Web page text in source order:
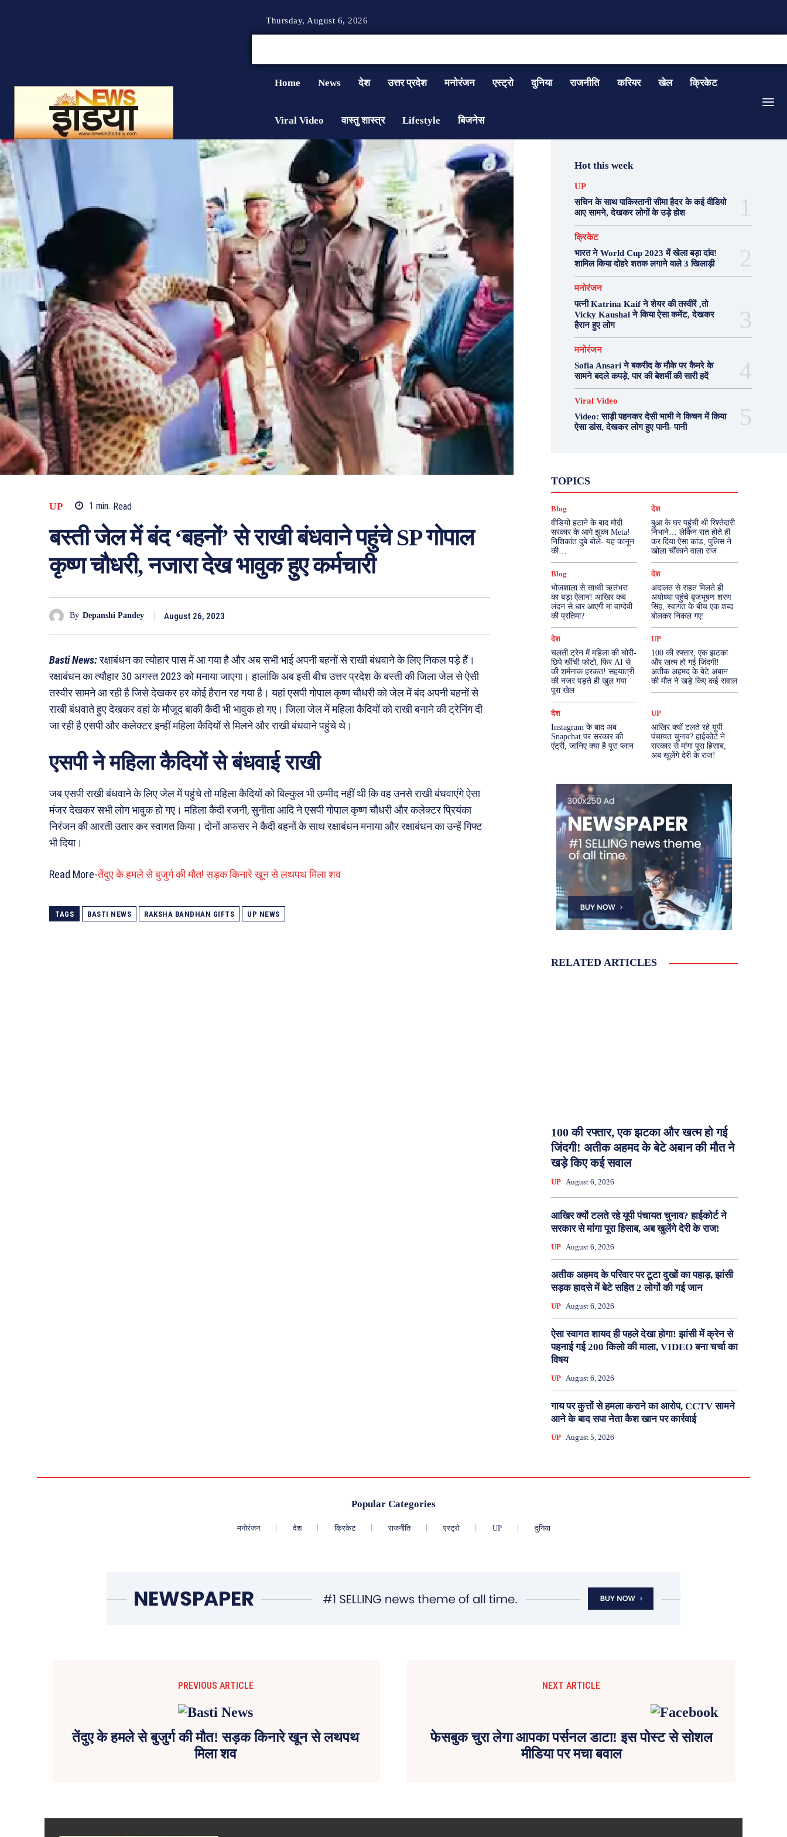
Thursday, August 6, 2026
Home News देश उत्तर प्रदेश मनोरंजन एस्ट्रो दुनिया राजनीति करियर खेल क्रिकेट
Viral Video वास्तु शास्त्र Lifestyle बिजनेस
UP 1 min. Read
बस्ती जेल में बंद ‘बहनों’ से राखी बंधवाने पहुंचे SP गोपाल
कृष्ण चौधरी, नजारा देख भावुक हुए कर्मचारी
By Depanshi Pandey August 26, 2023
Basti News:रक्षाबंधन का त्योहार पास में आ गया है और अब सभी भाई अपनी बहनों से राखी बंधवाने के लिए निकल पड़े हैं।
रक्षाबंधन का त्यौहार 30 अगस्त 2023 को मनाया जाएगा। हालांकि अब इसी बीच उत्तर प्रदेश के बस्ती की जिला जेल से ऐसी
तस्वीर सामने आ रही है जिसे देखकर हर कोई हैरान रह गया है। यहां एसपी गोपाल कृष्ण चौधरी को जेल में बंद अपनी बहनों से
राखी बंधवाते हुए देखकर वहां के मौजूद बाकी कैदी भी भावुक हो गए। जिला जेल में महिला कैदियों को राखी बनाने की ट्रेनिंग दी
जा रही है एसपी और कलेक्टर इन्हीं महिला कैदियों से मिलने और राखी बंधवाने पहुंचे थे।
एसपी ने महिला कैदियों से बंधवाई राखी
जब एसपी राखी बंधवाने के लिए जेल में पहुंचे तो महिला कैदियों को बिल्कुल भी उम्मीद नहीं थी कि वह उनसे राखी बंधवाएंगे ऐसा
मंजर देखकर सभी लोग भावुक हो गए। महिला कैदी रजनी, सुनीता आदि ने एसपी गोपाल कृष्ण चौधरी और कलेक्टर प्रियंका
निरंजन की आरती उतार कर स्वागत किया। दोनों अफसर ने कैदी बहनों के साथ रक्षाबंधन मनाया और रक्षाबंधन का उन्हें गिफ्ट
भी दिया।
Read More-तेंदुए के हमले से बुजुर्ग की मौत! सड़क किनारे खून से लथपथ मिला शव
TAGS BASTI NEWS RAKSHA BANDHAN GIFTS UP NEWS
Hot this week
UP
सचिन के साथ पाकिस्तानी सीमा हैदर के कई वीडियो
आए सामने, देखकर लोगों के उड़े होश
क्रिकेट
भारत ने World Cup 2023 में खेला बड़ा दांव!
शामिल किया दोहरे शतक लगाने वाले 3 खिलाड़ी
मनोरंजन
पत्नी Katrina Kaif ने शेयर की तस्वीरें ,तो
Vicky Kaushal ने किया ऐसा कमेंट, देखकर
हैरान हुए लोग
मनोरंजन
Sofia Ansari ने बकरीद के मौके पर कैमरे के
सामने बदले कपड़े, पार की बेशर्मी की सारी हदें
Viral Video
Video: साड़ी पहनकर देसी भाभी ने किचन में किया
ऐसा डांस, देखकर लोग हुए पानी- पानी
TOPICS
दुनिया
मनोरंजन
राजनीति वास्तु शास्त्र
More
Blog
वीडियो हटाने के बाद मोदी
सरकार के आगे झुका Meta!
निशिकांत दुबे बोले- यह कानून
की…
देश
बुआ के घर पहुंची थी रिश्तेदारी
निभाने… लेकिन रात होते ही
कर दिया ऐसा कांड, पुलिस ने
खोला चौंकाने वाला राज
Blog
भोजशाला से साध्वी ऋतंभरा
का बड़ा ऐलान! आखिर कब
लंदन से धार आएगी मां वाग्देवी
की प्रतिमा?
देश
अदालत से राहत मिलते ही
अयोध्या पहुंचे बृजभूषण शरण
सिंह, स्वागत के बीच एक शब्द
बोलकर निकल गए!
देश
चलती ट्रेन में महिला की चोरी-
छिपे खींची फोटो, फिर AI से
की शर्मनाक हरकत! सहयात्री
की नजर पड़ते ही खुल गया
पूरा खेल
UP
100 की रफ्तार, एक झटका
और खत्म हो गई जिंदगी!
अतीक अहमद के बेटे अबान
की मौत ने खड़े किए कई सवाल
देश
Instagram के बाद अब
Snapchat पर सरकार की
एंट्री, जानिए क्या है पूरा प्लान
UP
आखिर क्यों टलते रहे यूपी
पंचायत चुनाव? हाईकोर्ट ने
सरकार से मांगा पूरा हिसाब,
अब खुलेंगे देरी के राज!
RELATED ARTICLES
100 की रफ्तार, एक झटका और खत्म हो गई
जिंदगी! अतीक अहमद के बेटे अबान की मौत ने
खड़े किए कई सवाल
UP August 6, 2026
आखिर क्यों टलते रहे यूपी पंचायत चुनाव? हाईकोर्ट ने
सरकार से मांगा पूरा हिसाब, अब खुलेंगे देरी के राज!
UP August 6, 2026
अतीक अहमद के परिवार पर टूटा दुखों का पहाड़, झांसी
सड़क हादसे में बेटे सहित 2 लोगों की गई जान
UP August 6, 2026
ऐसा स्वागत शायद ही पहले देखा होगा! झांसी में क्रेन से
पहनाई गई 200 किलो की माला, VIDEO बना चर्चा का
विषय
UP August 6, 2026
गाय पर कुत्तों से हमला कराने का आरोप, CCTV सामने
आने के बाद सपा नेता कैश खान पर कार्रवाई
UP August 5, 2026
Popular Categories
मनोरंजन देश क्रिकेट राजनीति एस्ट्रो UP दुनिया
PREVIOUS ARTICLE
तेंदुए के हमले से बुजुर्ग की मौत! सड़क किनारे खून से लथपथ
मिला शव
NEXT ARTICLE
फेसबुक चुरा लेगा आपका पर्सनल डाटा! इस पोस्ट से सोशल
मीडिया पर मचा बवाल